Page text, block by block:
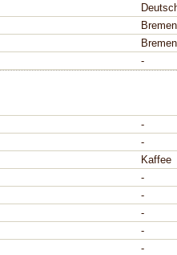
Bremen
Bremen
-
-
-
Kaffee
-
-
-
-
-